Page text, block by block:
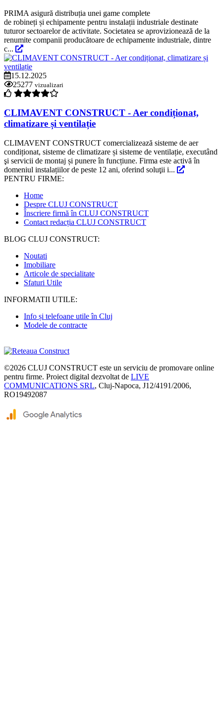
PRIMA asigură distribuția unei game complete
de robineți și echipamente pentru instalații industriale destinate
tuturor sectoarelor de activitate. Societatea se aprovizionează de la
renumite companii producătoare de echipamente industriale, dintre
c...
15.12.2025
25277 vizualizari
CLIMAVENT CONSTRUCT - Aer condiționat,
climatizare și ventilație
CLIMAVENT CONSTRUCT comercializează sisteme de aer
condiționat, sisteme de climatizare și sisteme de ventilație, executând
şi servicii de montaj și punere în funcțiune. Firma este activă în
domeniul instalațiilor de peste 12 ani, oferind soluţii i...
PENTRU FIRME:
Home
Despre CLUJ CONSTRUCT
Înscriere firmă în CLUJ CONSTRUCT
Contact redacția CLUJ CONSTRUCT
BLOG CLUJ CONSTRUCT:
Noutati
Imobiliare
Articole de specialitate
Sfaturi Utile
INFORMATII UTILE:
Info și telefoane utile în Cluj
Modele de contracte
©2026 CLUJ CONSTRUCT este un serviciu de promovare online
pentru firme. Proiect digital dezvoltat de LIVE
COMMUNICATIONS SRL, Cluj-Napoca, J12/4191/2006,
RO19492087